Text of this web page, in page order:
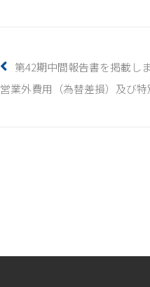
第42期中間報告書を掲載し
営業外費用（為替差損）及び